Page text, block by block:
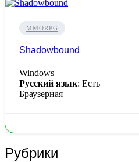
MMORPG
Shadowbound
Windows
Русский язык: Есть
Браузерная
Рубрики